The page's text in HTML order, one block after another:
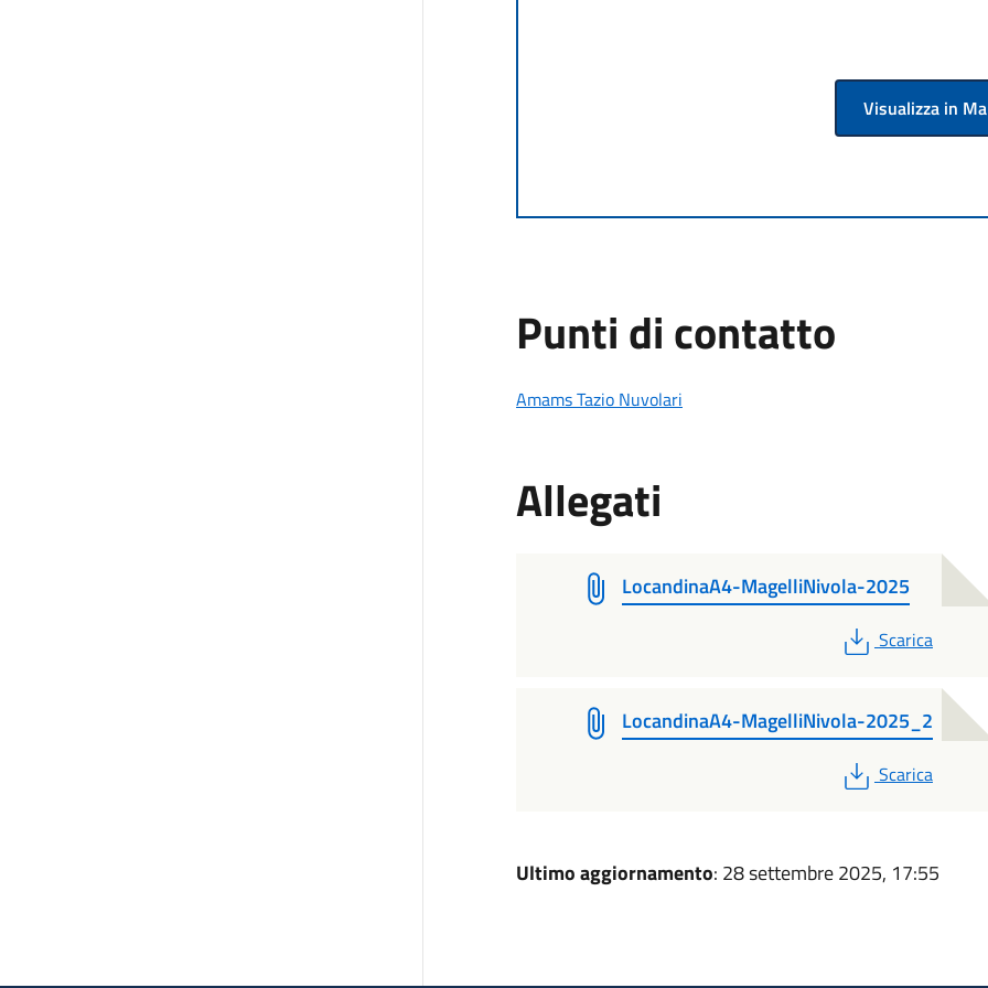
Visualizza in
Punti di contatto
Amams Tazio Nuvolari
Allegati
LocandinaA4-MagelliNivola-2025
PDF
Scarica
LocandinaA4-MagelliNivola-2025_2
PDF
Scarica
Ultimo aggiornamento: 28 settembre 2025, 17:55